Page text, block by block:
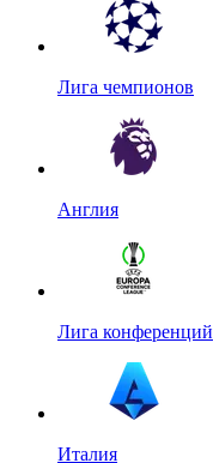
Лига чемпионов
Англия
Лига конференций
Италия